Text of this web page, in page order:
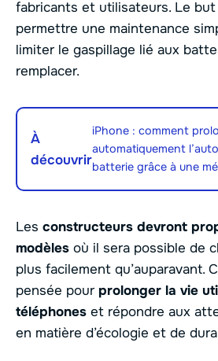
fabricants et utilisateurs. Le but
permettre une maintenance
limiter le gaspillage lié aux
remplacer.
À
découvrir
iPhone : comment
automatiquement
batterie grâce à une
Les constructeurs devront
modèles où il sera possible de
plus facilement qu’auparavant.
pensée pour prolonger la vie
téléphones et répondre aux
en matière d’écologie et de